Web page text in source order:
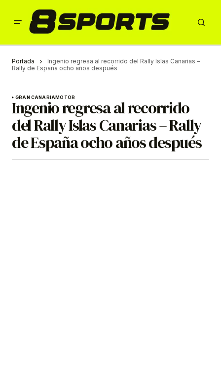
Portada
Ingenio regresa al recorrido del Rally Islas Canarias –
Rally de España ocho años después
GRAN CANARIAMOTOR
Ingenio regresa al recorrido
del Rally Islas Canarias – Rally
de España ocho años después